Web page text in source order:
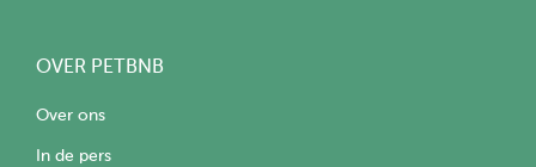
OVER PETBNB
Over ons
In de pers